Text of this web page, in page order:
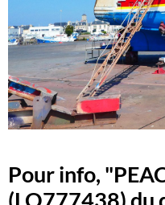
Pour info,